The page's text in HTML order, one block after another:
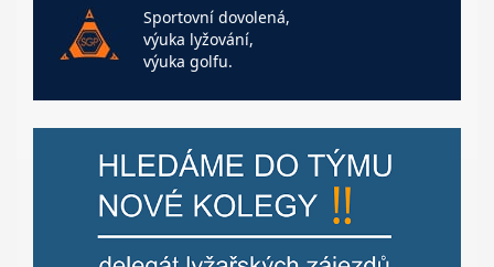
Sportovní dovolená,
výuka lyžování,
výuka golfu.